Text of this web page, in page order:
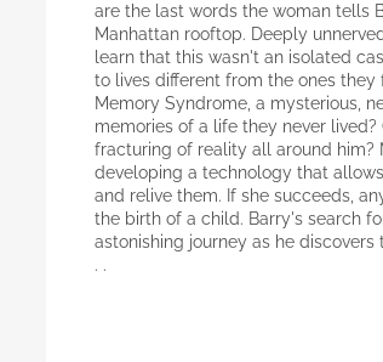
are the last words the woman tells
Manhattan rooftop. Deeply
learn that this wasn't an isolated
to lives different from the ones
Memory Syndrome, a mysterious,
memories of a life they never
fracturing of reality all around him?
developing a technology that
and relive them. If she succeeds,
the birth of a child. Barry's search
astonishing journey as he
. .